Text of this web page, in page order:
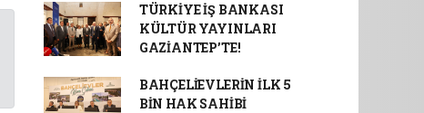
TÜRKİYE İŞ BANKASI
KÜLTÜR YAYINLARI
GAZİANTEP’TE!
BAHÇELİEVLERİN İLK 5
BİN HAK SAHİBİ